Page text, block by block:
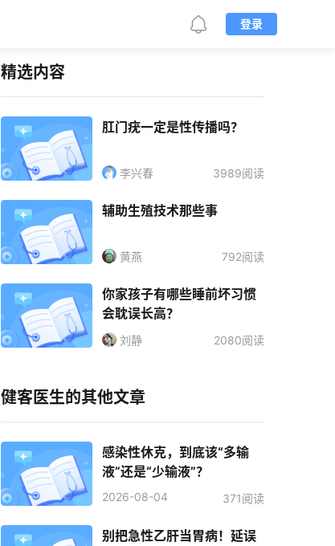
登录
精选内容
肛门疣一定是性传播吗？
李兴春 3989阅读
辅助生殖技术那些事
黄燕 792阅读
你家孩子有哪些睡前坏习惯
会耽误长高？
刘静 2080阅读
健客医生的其他文章
感染性休克，到底该“多输
液”还是“少输液”？
2026-08-04 371阅读
别把急性乙肝当胃病！延误